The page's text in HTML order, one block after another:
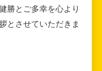
勝とご多幸を心より
とさせていただきま